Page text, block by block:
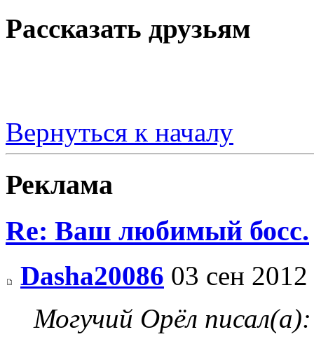
Рассказать друзьям
Вернуться к началу
Реклама
Re: Ваш любимый босс.
Dasha20086 03 сен
Могучий Орёл писал(а):